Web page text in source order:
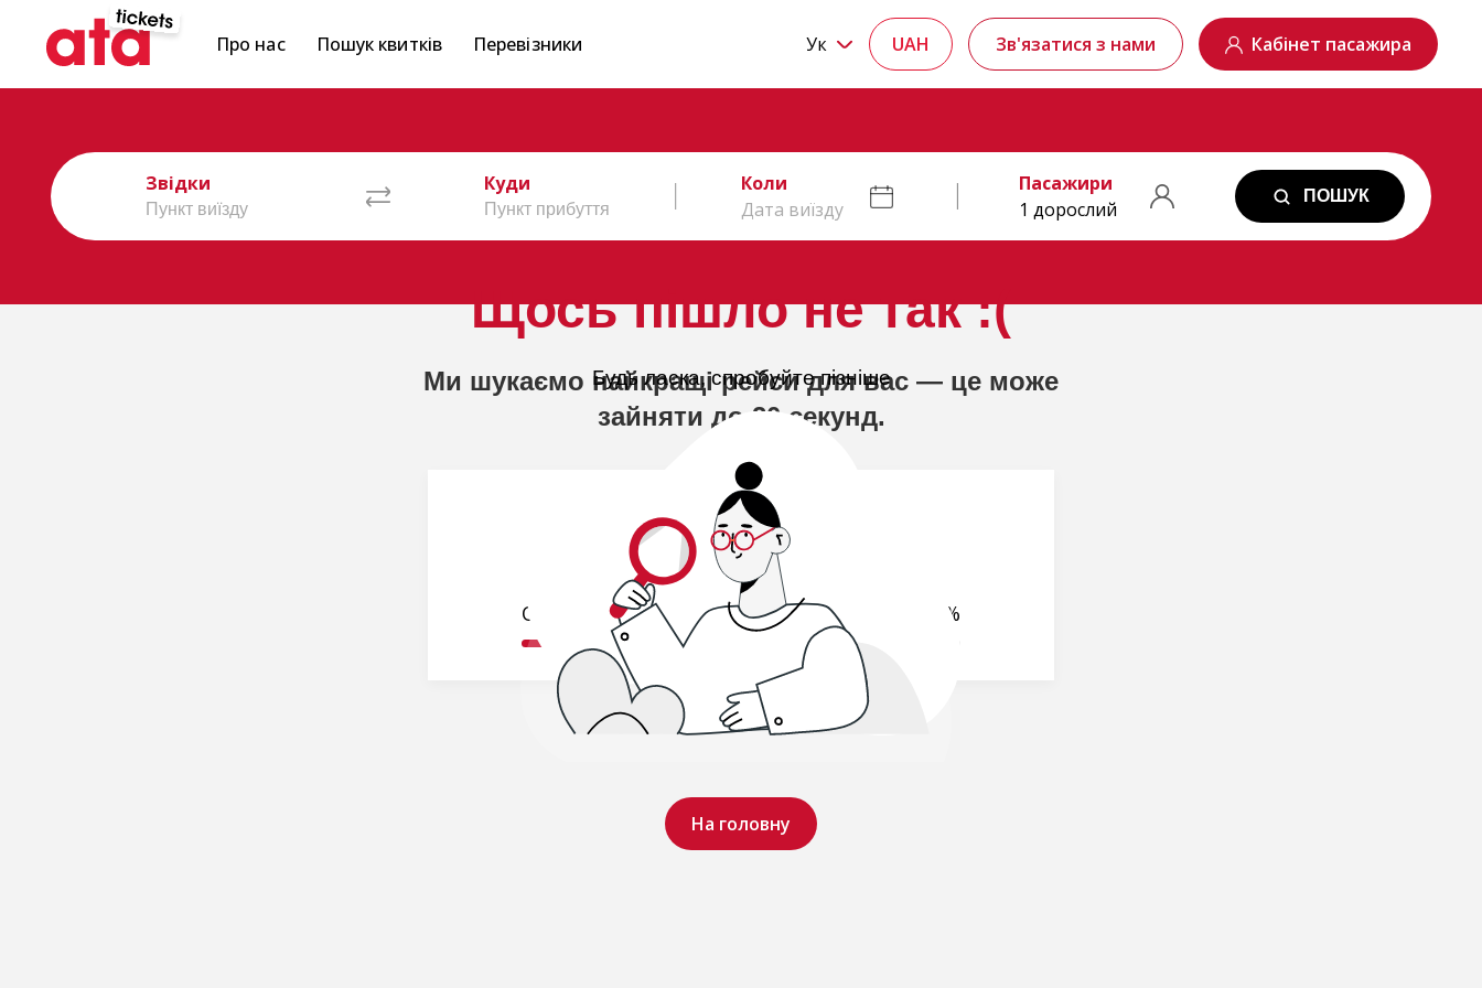
Щось пішло не так :(
Будь ласка, спробуйте пізніше
На головну
Про нас Пошук квитків Перевізники Ук UAH Зв'язатися з нами Кабінет пасажира
Звідки Куди
Коли
Дата виїзду
Пасажири
1 дорослий
ПОШУК
Ми шукаємо найкращі рейси для вас — це може
зайняти до 20 секунд.
Обробляємо ваш запит.. 19%